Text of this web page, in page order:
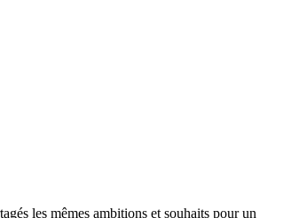
les mêmes ambitions et souhaits pour un